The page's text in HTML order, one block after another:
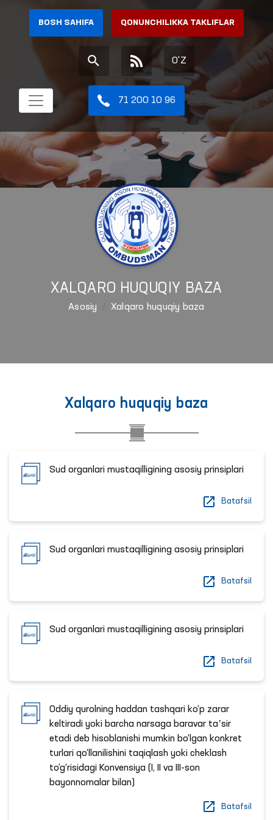
BOSH SAHIFA QONUNCHILIKKA TAKLIFLAR
O'Z
71 200 10 96
XALQARO HUQUQIY BAZA
Asosiy Xalqaro huquqiy baza
Xalqaro huquqiy baza
Sud organlari mustaqilligining asosiy prinsiplari
Batafsil
Sud organlari mustaqilligining asosiy prinsiplari
Batafsil
Sud organlari mustaqilligining asosiy prinsiplari
Batafsil
Oddiy qurolning haddan tashqari ko‘p zarar
keltiradi yoki barcha narsaga baravar taʼsir
etadi deb hisoblanishi mumkin bo‘lgan konkret
turlari qo‘llanilishini taqiqlash yoki cheklash
to‘g‘risidagi Konvensiya (I, II va III-son
bayonnomalar bilan)
Batafsil